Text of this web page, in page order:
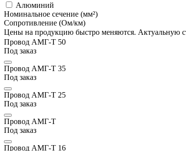
Алюминий
Номинальное сечение (мм²)
Сопротивление (Ом/км)
Цены на продукцию быстро меняются. Актуальную
Провод АМГ-Т 50
Под заказ
Провод АМГ-Т 35
Под заказ
Провод АМГ-Т 25
Под заказ
Провод АМГ-Т
Под заказ
Провод АМГ-Т 16